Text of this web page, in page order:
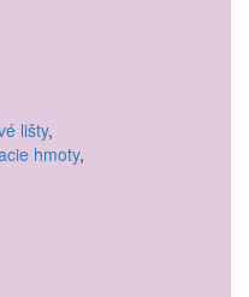
lišty,
hmoty,